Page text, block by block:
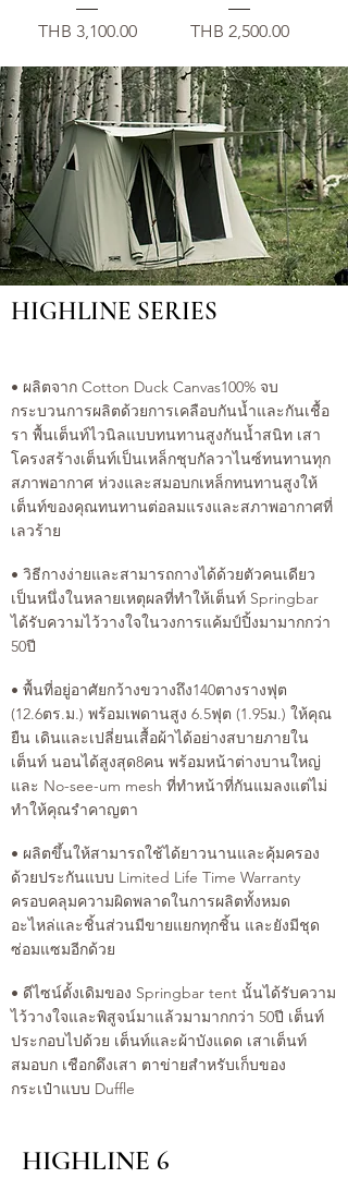
Price
THB 3,100.00
Price
THB 2,500.00
HIGHLINE SERIES
• ผลิตจาก Cotton Duck Canvas100% จบ
กระบวนการผลิตด้วยการเคลือบกันน้ำและกันเชื้อ
รา พื้นเต็นท์ไวนิลแบบทนทานสูงกันน้ำสนิท เสา
โครงสร้างเต็นท์เป็นเหล็กชุบกัลวาไนซ์ทนทานทุก
สภาพอากาศ ห่วงและสมอบกเหล็กทนทานสูงให้
เต็นท์ของคุณทนทานต่อลมแรงและสภาพอากาศที่
เลวร้าย
• วิธีกางง่ายและสามารถกางได้ด้วยตัวคนเดียว
เป็นหนึ่งในหลายเหตุผลที่ทำให้เต็นท์ Springbar
ได้รับความไว้วางใจในวงการแค้มป์ปิ้งมามากกว่า
50ปี
• พื้นที่อยู่อาศัยกว้างขวางถึง140ตางรางฟุต
(12.6ตร.ม.) พร้อมเพดานสูง 6.5ฟุต (1.95ม.) ให้คุณ
ยืน เดินและเปลี่ยนเสื้อผ้าได้อย่างสบายภายใน
เต็นท์ นอนได้สูงสุด8คน พร้อมหน้าต่างบานใหญ่
และ No-see-um mesh ที่ทำหน้าที่กันแมลงแต่ไม่
ทำให้คุณรำคาญตา
• ผลิตขึ้นให้สามารถใช้ได้ยาวนานและคุ้มครอง
ด้วยประกันแบบ Limited Life Time Warranty
ครอบคลุมความผิดพลาดในการผลิตทั้งหมด
อะไหล่และชิ้นส่วนมีขายแยกทุกชิ้น และยังมีชุด
ซ่อมแซมอีกด้วย
• ดีไซน์ดั้งเดิมของ Springbar tent นั้นได้รับความ
ไว้วางใจและพิสูจน์มาแล้วมามากกว่า 50ปี เต็นท์
ประกอบไปด้วย เต็นท์และผ้าบังแดด เสาเต็นท์
สมอบก เชือกดึงเสา ตาข่ายสำหรับเก็บของ
กระเป๋าแบบ Duffle
HIGHLINE 6